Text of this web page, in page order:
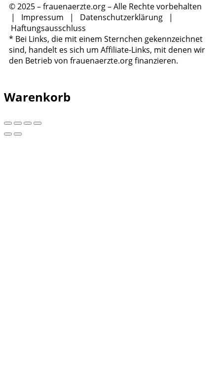
© 2025 – frauenaerzte.org – Alle Rechte vorbehalten
| Impressum | Datenschutzerklärung |
Haftungsausschluss
* Bei Links, die mit einem Sternchen gekennzeichnet
sind, handelt es sich um Affiliate-Links, mit denen wir
den Betrieb von frauenaerzte.org finanzieren.
Warenkorb